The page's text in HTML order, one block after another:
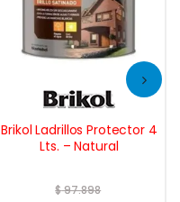
Brikol Ladrillos Protector 4
Lts. – Natural
$97.898